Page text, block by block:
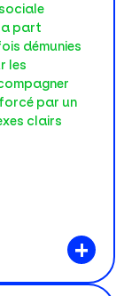
part
démunies
les
par un
clairs
+